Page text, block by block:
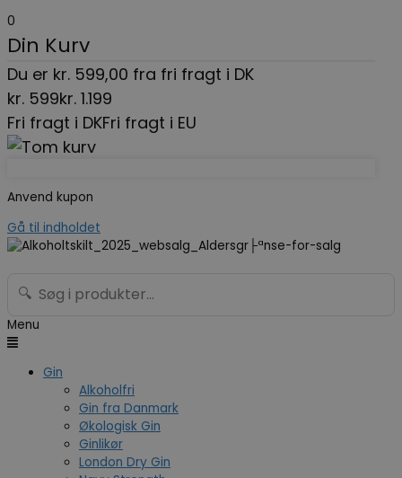
0
Din Kurv
Du er kr. 599,00 fra fri fragt i DK
kr. 599kr. 1.199
Fri fragt i DKFri fragt i EU
Anvend kupon
Gå til indholdet
🔍
Menu
Gin
Alkoholfri
Gin fra Danmark
Økologisk Gin
Ginlikør
London Dry Gin